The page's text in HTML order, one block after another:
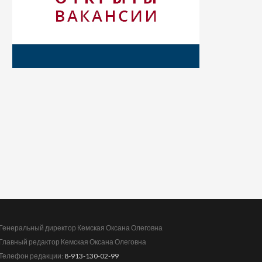
директор Кемская Оксана Олеговна
редактор Кемская Оксана Олеговна
редакции: 8-913-130-02-99